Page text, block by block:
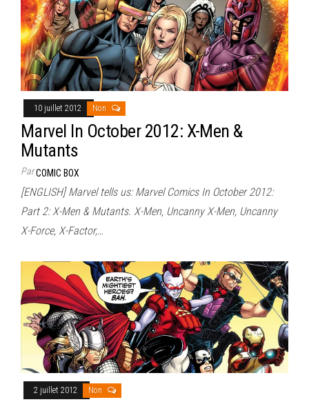
10 juillet 2012 Non
Marvel In October 2012: X-Men &
Mutants
ParCOMIC BOX
[ENGLISH] Marvel tells us: Marvel Comics In October 2012:
Part 2: X-Men & Mutants. X-Men, Uncanny X-Men, Uncanny
X-Force, X-Factor,…
2 juillet 2012 Non